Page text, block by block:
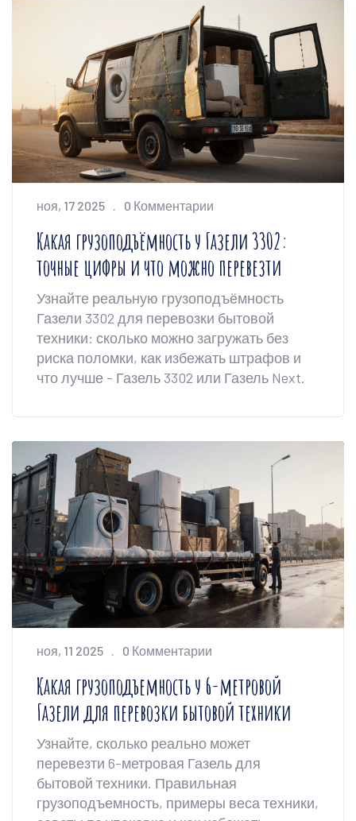
ноя, 17 2025 0 Комментарии
Какая грузоподъёмность у Газели 3302:
точные цифры и что можно перевезти
Узнайте реальную грузоподъёмность
Газели 3302 для перевозки бытовой
техники: сколько можно загружать без
риска поломки, как избежать штрафов и
что лучше - Газель 3302 или Газель Next.
ноя, 11 2025 0 Комментарии
Какая грузоподъемность у 6-метровой
Газели для перевозки бытовой техники
Узнайте, сколько реально может
перевезти 6-метровая Газель для
бытовой техники. Правильная
грузоподъемность, примеры веса техники,